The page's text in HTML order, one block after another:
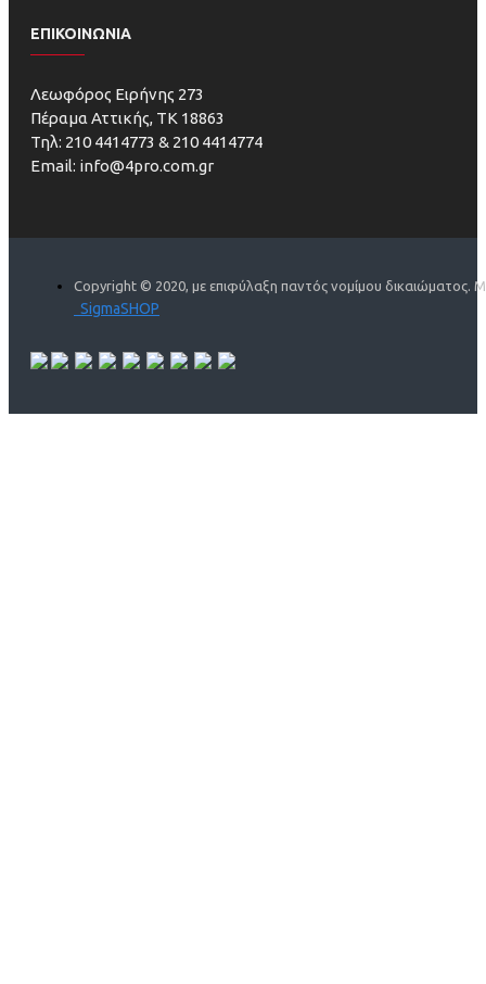
ΕΠΙΚΟΙΝΩΝΙΑ
Λεωφόρος Ειρήνης 273
Πέραμα Αττικής, ΤΚ 18863
Τηλ: 210 4414773 & 210 4414774
Email: info@4pro.com.gr
Copyright © 2020, με επιφύλαξη παντός νομίμου δικαιώματος.
SigmaSHOP